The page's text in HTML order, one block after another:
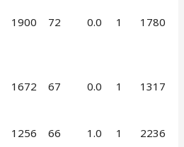
1900 72 0.0 1 1780
1672 67 0.0 1 1317
1256 66 1.0 1 2236